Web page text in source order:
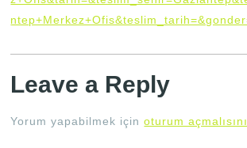
Leave a Reply
Yorum yapabilmek içinoturum